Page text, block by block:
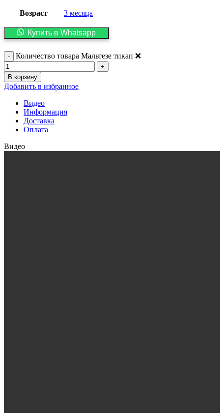
Возраст 3 месяца
Купить в Whatsapp
Количество товара Мальтезе тикап ❌
В корзину
Добавить в избранное
Видео
Информация
Доставка
Оплата
Видео